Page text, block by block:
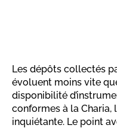
Les dépôts collectés
évoluent moins vite
disponibilité
conformes à la
inquiétante. Le point